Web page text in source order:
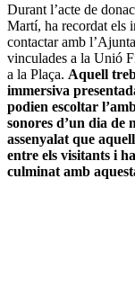
Durant l’acte de
Martí, ha recordat els
contactar amb
vinculades a la Unió
a la Plaça. Aquell
immersiva
podien escoltar
sonores d’un dia
assenyalat que
entre els visitants i
culminat amb